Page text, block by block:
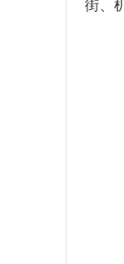
街、